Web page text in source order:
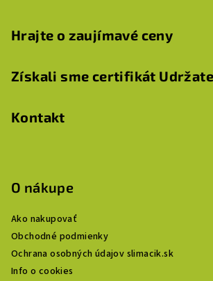
Hrajte o zaujímavé ceny
Získali sme certifikát
Kontakt
O nákupe
Ako nakupovať
Obchodné podmienky
Ochrana osobných údajov slimacik.sk
Info o cookies